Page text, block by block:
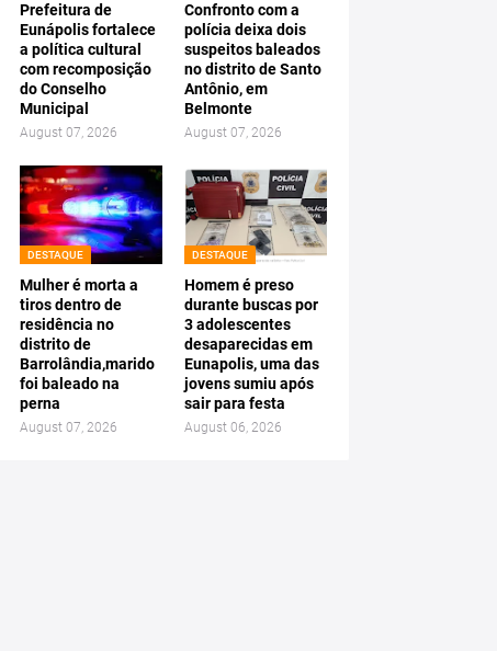
Prefeitura de
Eunápolis fortalece
a política cultural
com recomposição
do Conselho
Municipal
August 07, 2026
Confronto com a
polícia deixa dois
suspeitos baleados
no distrito de Santo
Antônio, em
Belmonte
August 07, 2026
DESTAQUE
Mulher é morta a
tiros dentro de
residência no
distrito de
Barrolândia,marido
foi baleado na
perna
August 07, 2026
DESTAQUE
Homem é preso
durante buscas por
3 adolescentes
desaparecidas em
Eunapolis, uma das
jovens sumiu após
sair para festa
August 06, 2026